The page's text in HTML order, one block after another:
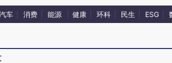
车 消费 能源 健康 环科 民生 ESG